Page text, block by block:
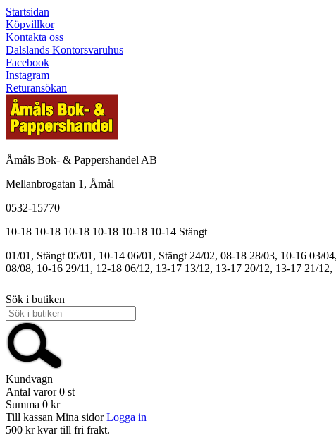
Startsidan
Köpvillkor
Kontakta oss
Dalslands Kontorsvaruhus
Facebook
Instagram
Returansökan
Åmåls Bok- & Pappershandel AB
Mellanbrogatan 1, Åmål
0532-15770
10-18 10-18 10-18 10-18 10-18 10-14 Stängt
01/01, Stängt 05/01, 10-14 06/01, Stängt 24/02, 08-18 28/03, 10-16 03/
08/08, 10-16 29/11, 12-18 06/12, 13-17 13/12, 13-17 20/12, 13-17 21/12,
Sök i butiken
Kundvagn
Antal varor 0 st
Summa 0 kr
Till kassan Mina sidor Logga in
500 kr kvar till fri frakt.